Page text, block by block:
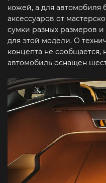
кожей, а для
аксессуаров от
сумки разных размеров
для этой модели. О
концепта не сообщается,
автомобиль оснащен